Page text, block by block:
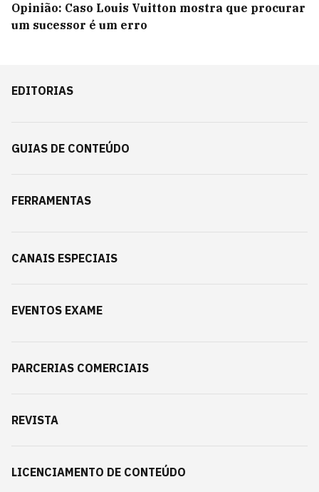
Opinião: Caso Louis Vuitton mostra que procurar
um sucessor é um erro
EDITORIAS
GUIAS DE CONTEÚDO
FERRAMENTAS
CANAIS ESPECIAIS
EVENTOS EXAME
PARCERIAS COMERCIAIS
REVISTA
LICENCIAMENTO DE CONTEÚDO